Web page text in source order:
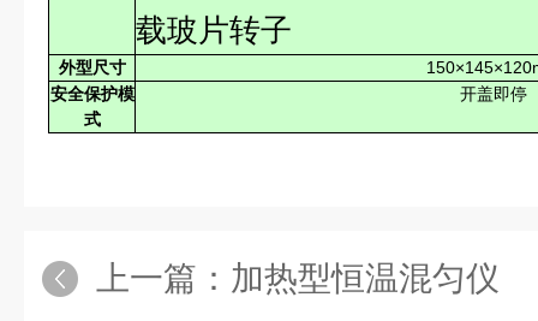
载玻片转子
外型尺寸
安全保护模
式
开盖即停
上一篇： 加热型恒温混匀仪